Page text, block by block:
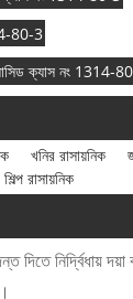
80-3
ক্যাস নং 1314-
খনির রাসায়নিক
শিল্প রাসায়নিক
দিতে নির্দ্বিধায়